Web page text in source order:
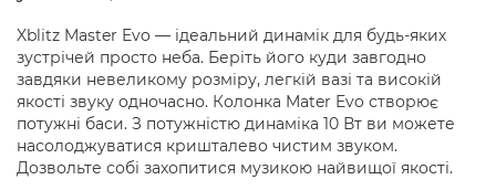
Xblitz Master Evo — ідеальний динамік для будь-яких
зустрічей просто неба. Беріть його куди завгодно
завдяки невеликому розміру, легкій вазі та високій
якості звуку одночасно. Колонка Mater Evo створює
потужні баси. З потужністю динаміка 10 Вт ви можете
насолоджуватися кришталево чистим звуком.
Дозвольте собі захопитися музикою найвищої якості.